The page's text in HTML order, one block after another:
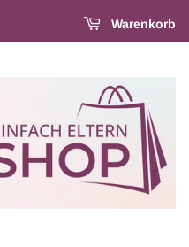
Warenkorb